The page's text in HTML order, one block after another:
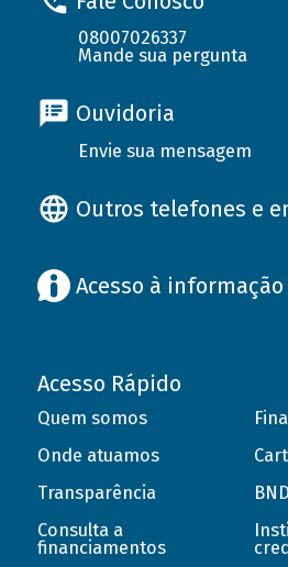
08007026337
Mande sua pergunta
Ouvidoria
Envie sua mensagem
Outros telefones e
Acesso à informação
Acesso Rápido
Quem somos
Onde atuamos
Transparência
Consulta a
financiamentos